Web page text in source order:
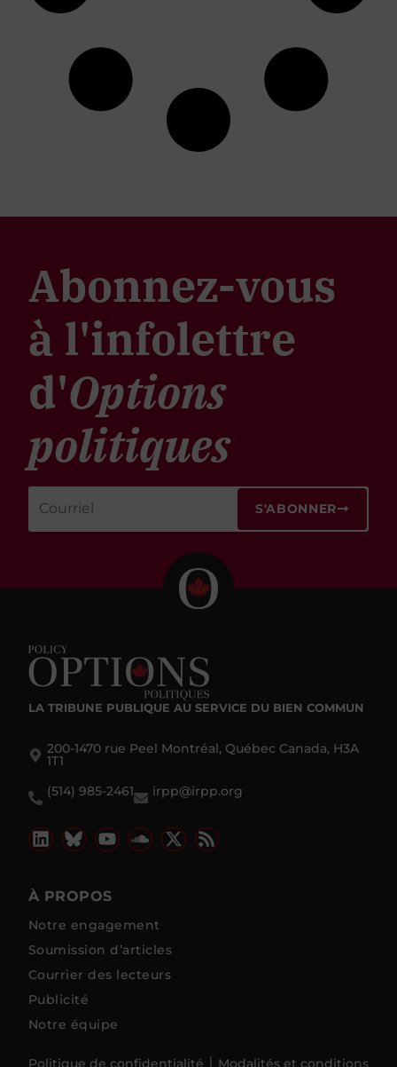
Abonnez-vous
à l'infolettre
d'Options
politiques
S'ABONNER
LA TRIBUNE PUBLIQUE AU SERVICE DU BIEN COMMUN
200-1470 rue Peel Montréal, Québec Canada, H3A
1T1
(514) 985-2461
irpp@irpp.org
À PROPOS
Notre engagement
Soumission d’articles
Courrier des lecteurs
Publicité
Notre équipe
Politique de confidentialité Modalités et conditions